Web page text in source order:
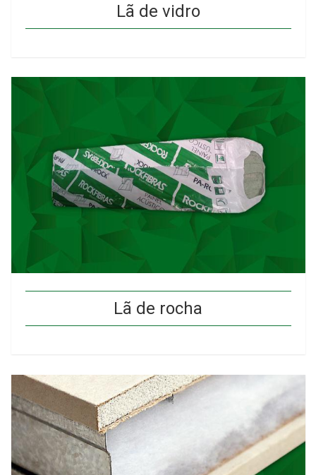
Lã de vidro
Lã de rocha